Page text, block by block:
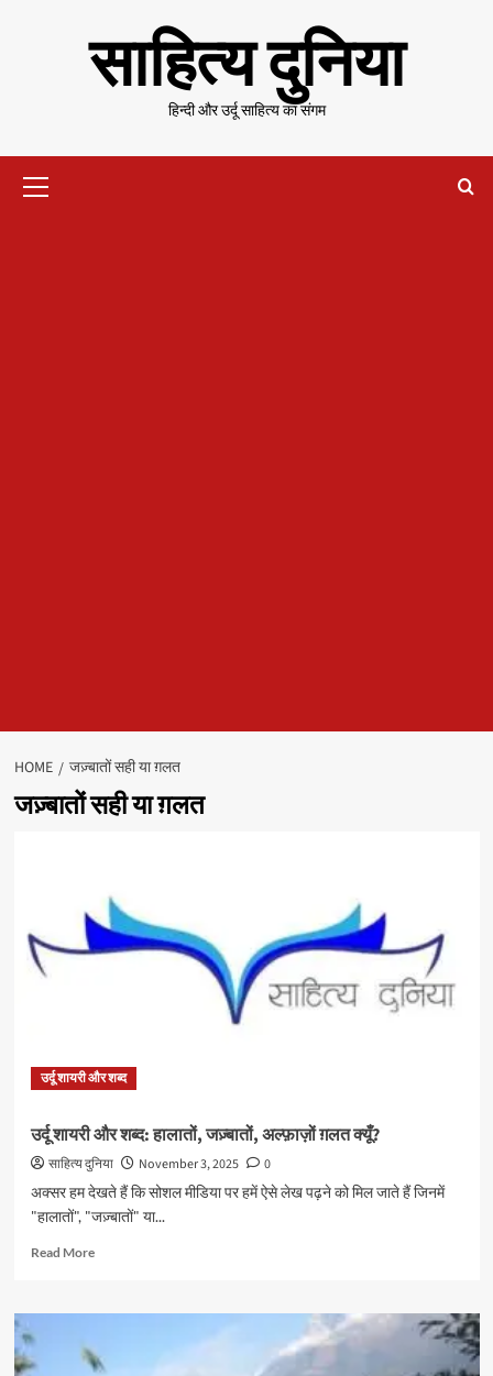
साहित्य दुनिया
हिन्दी और उर्दू साहित्य का संगम
Menu
HOME जज़्बातों सही या ग़लत
जज़्बातों सही या ग़लत
उर्दू शायरी और शब्द
उर्दू शायरी और शब्द: हालातों, जज़्बातों, अल्फ़ाज़ों ग़लत क्यूँ?
साहित्य दुनिया November 3, 2025
0
अक्सर हम देखते हैं कि सोशल मीडिया पर हमें ऐसे लेख पढ़ने को मिल जाते हैं जिनमें
"हालातों", "जज़्बातों" या...
Read MoreRead
उर्दू
और